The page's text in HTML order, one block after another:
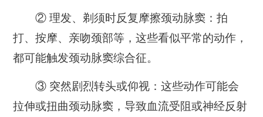
② 理发、剃须时反复摩擦颈动脉窦：拍
打、按摩、亲吻颈部等，这些看似平常的动作，
都可能触发颈动脉窦综合征。
③ 突然剧烈转头或仰视：这些动作可能会
拉伸或扭曲颈动脉窦，导致血流受阻或神经反射